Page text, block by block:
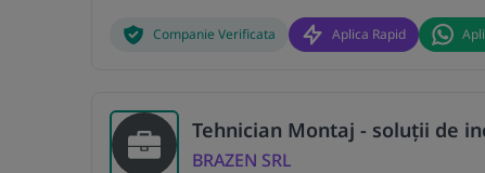
Companie Verificata Aplica Rapid
Tehnician Montaj - soluții de
BRAZEN SRL